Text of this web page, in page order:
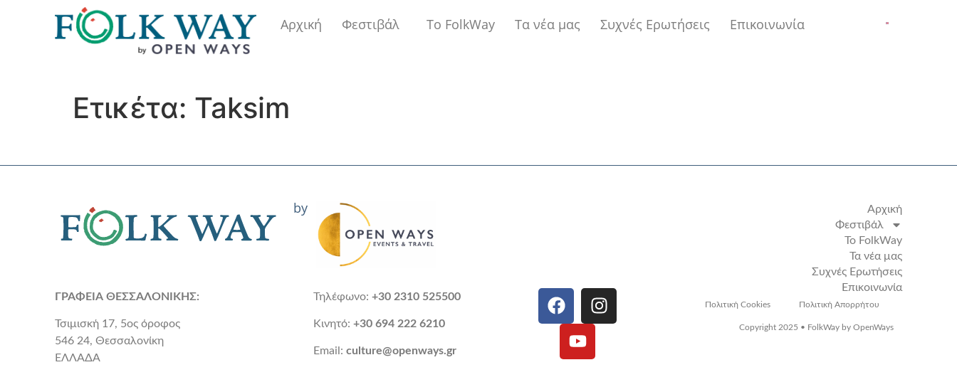
Αρχική Φεστιβάλ Το FolkWay Τα νέα μας Συχνές Ερωτήσεις Επικοινωνία
Ετικέτα: Taksim
by
Αρχική
Φεστιβάλ
Το FolkWay
Τα νέα μας
Συχνές Ερωτήσεις
Επικοινωνία
ΓΡΑΦΕΙΑ ΘΕΣΣΑΛΟΝΙΚΗΣ:
Τσιμισκή 17, 5ος όροφος
546 24, Θεσσαλονίκη
ΕΛΛΑΔΑ
Τηλέφωνο:+30 2310 525500
Κινητό:+30 694 222 6210
Email:culture@openways.gr
Πολιτική Cookies Πολιτική Απορρήτου
Copyright 2025 • FolkWay by OpenWays